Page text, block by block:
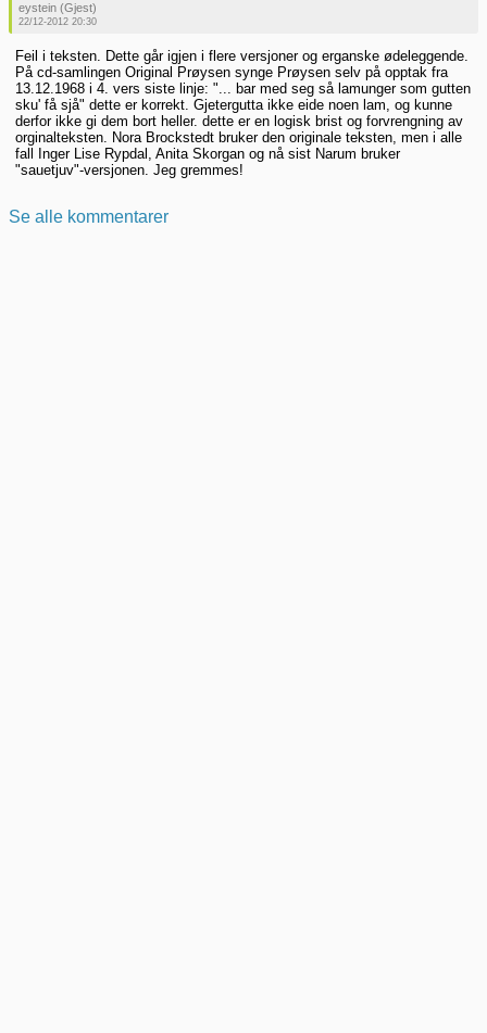
eystein (Gjest)
22/12-2012 20:30
Feil i teksten. Dette går igjen i flere versjoner og erganske ødeleggende.
På cd-samlingen Original Prøysen synge Prøysen selv på opptak fra
13.12.1968 i 4. vers siste linje: "... bar med seg så lamunger som gutten
sku' få sjå" dette er korrekt. Gjetergutta ikke eide noen lam, og kunne
derfor ikke gi dem bort heller. dette er en logisk brist og forvrengning av
orginalteksten. Nora Brockstedt bruker den originale teksten, men i alle
fall Inger Lise Rypdal, Anita Skorgan og nå sist Narum bruker
"sauetjuv"-versjonen. Jeg gremmes!
Se alle kommentarer